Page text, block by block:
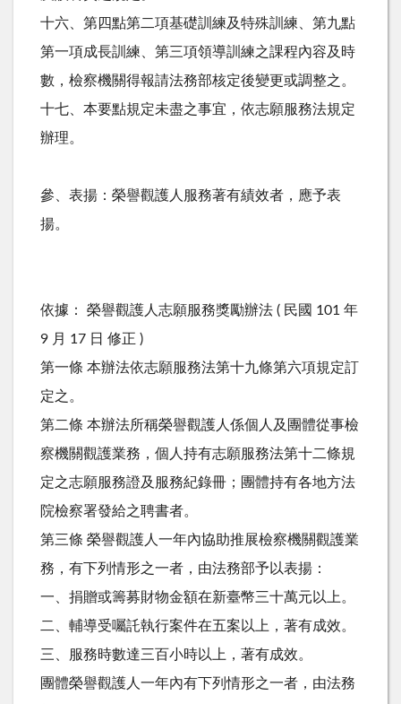
十六、第四點第二項基礎訓練及特殊訓練、第九點
第一項成長訓練、第三項領導訓練之課程內容及時
數，檢察機關得報請法務部核定後變更或調整之。
十七、本要點規定未盡之事宜，依志願服務法規定
辦理。
參、表揚：榮譽觀護人服務著有績效者，應予表
揚。
依據： 榮譽觀護人志願服務獎勵辦法 ( 民國 101 年
9 月 17 日 修正 )
第一條 本辦法依志願服務法第十九條第六項規定訂
定之。
第二條 本辦法所稱榮譽觀護人係個人及團體從事檢
察機關觀護業務，個人持有志願服務法第十二條規
定之志願服務證及服務紀錄冊；團體持有各地方法
院檢察署發給之聘書者。
第三條 榮譽觀護人一年內協助推展檢察機關觀護業
務，有下列情形之一者，由法務部予以表揚：
一、捐贈或籌募財物金額在新臺幣三十萬元以上。
二、輔導受囑託執行案件在五案以上，著有成效。
三、服務時數達三百小時以上，著有成效。
團體榮譽觀護人一年內有下列情形之一者，由法務